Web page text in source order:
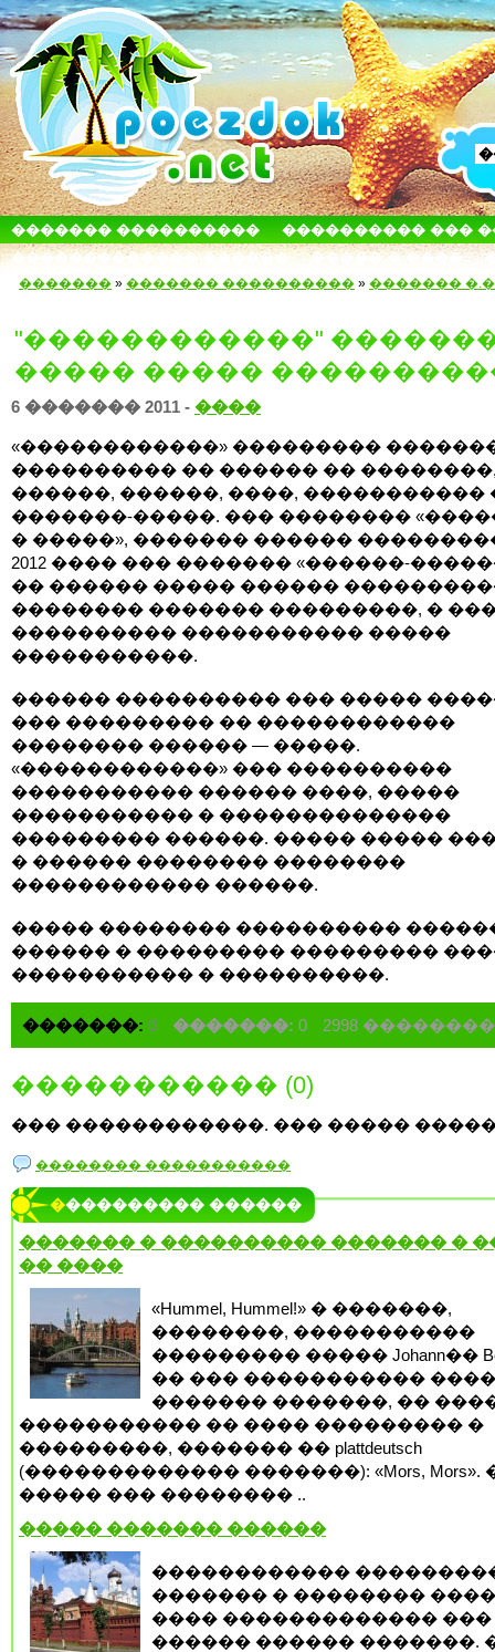
������� ����������
���������� ���
������������� ������
����� � ����
������� » ������� ���������� » �������
"������������"
����� �����
6 ������� 2011 - ����
«������������» ���������
���������� �� ������ ��
������, ������, ����, �����������
�������-�����. ��� ��������
� �����», ������� ������
2012 ���� ��� ������� «������-
�� ������ ����� ������
�������� ������� ���������, �
���������� ����������� �����
�����������.
������ ���������� ��� �����
��� ��������� �� ������������
�������� ������ — �����.
«������������» ��� ����������
����������� ������ ����, �����
����������� � ��������������
��������� ������. ����� �����
� ������ �������� ��������
������������ ������.
����� �������� ����������
������ � ��������� ���������
����������� � ����������.
�������: 0 �������: 0 2998
����������� (0)
��� ������������. ��� �����
�������� �����������
���������� ������
������� � ���������� ������� �
�� ����
«Hummel, Hummel!» � �������,
��������, �����������
��������� ����� Johann��
�� ��� �����������
������� �������, ��
����������� �� ���� ��������� �
���������, ������� �� plattdeutsch
(������������� �������): «Mors, Mors».
����� ��� �������� ..
����� ������� ������
������������
������� � ��������
���� ������������� ���
������ ������ �������.